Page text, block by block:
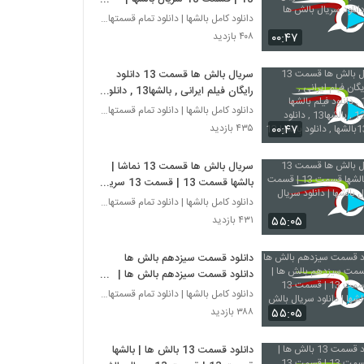
۰۰:۴۷
دانلود سریال بالش ها
دانلود کامل بالشها | دانلود تمام قسمتهای سریال بال
۴۰۸ بازدید
۰۰:۴۷
سریال بالش ها قسمت 13 دانلود
رایگان فیلم ایرانی , بالشها13 , دانلود
فیلم بالشها قسمت 13 , بالشها13 , دانلود کامل بالشها | دانلود تمام قسمتهای سریال بال
۴۳۵ بازدید
۵۵:۰۵
سریال بالش ها قسمت 13 نماشا |
بالشها قسمت 13 | قسمت 13 سریال
بالشها | دانلود سریال بالش ها
دانلود کامل بالشها | دانلود تمام قسمتهای سریال بال
۴۳۱ بازدید
۵۵:۰۵
دانلود قسمت سیزدهم بالش ها
دانلود قسمت سیزدهم بالش ها |
بالشها قسمت 13 | قسمت 13 سریال
بالشها | دانلود سریال بالش ها
دانلود کامل بالشها | دانلود تمام قسمتهای سریال بال
۳۸۸ بازدید
دانلود قسمت 13 بالش ها | بالشها